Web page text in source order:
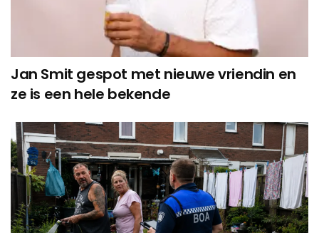
Jan Smit gespot met nieuwe vriendin en
ze is een hele bekende